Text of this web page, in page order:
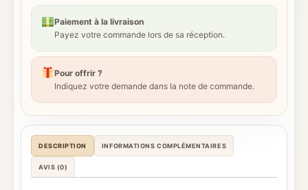
Paiement à la livraison
Payez votre commande lors de sa réception.
Pour offrir ?
Indiquez votre demande dans la note de commande.
DESCRIPTION INFORMATIONS COMPLÉMENTAIRES
AVIS (0)